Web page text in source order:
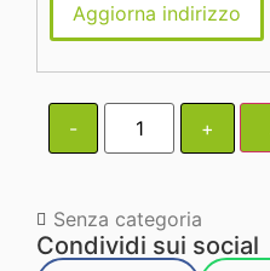
Aggiorna indirizzo
- +
Senza categoria
Condividi sui social